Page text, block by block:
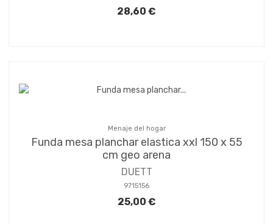
28,60 €
Menaje del hogar
Funda mesa planchar elastica xxl 150 x 55
cm geo arena
DUETT
9715156
25,00 €